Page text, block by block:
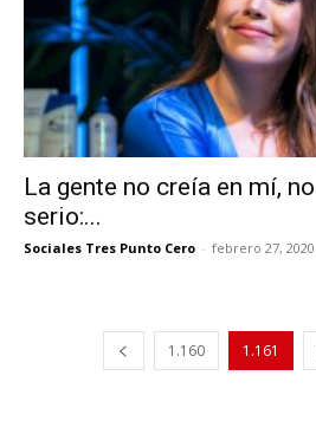
La gente no creía en mí,
serio:...
Sociales Tres Punto Cero - febrero 27, 2020
1.160 1.161